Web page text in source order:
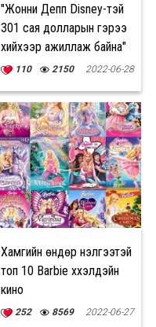
"Жонни Депп Disney-тэй
301 сая долларын гэрээ
хийхээр ажиллаж байна"
гэдэг худлаа
110 2150 2022-06-28
Хамгийн өндөр үнэлгээтэй
топ 10 Barbie хүүхэлдэйн
кино
252 8569 2022-06-27